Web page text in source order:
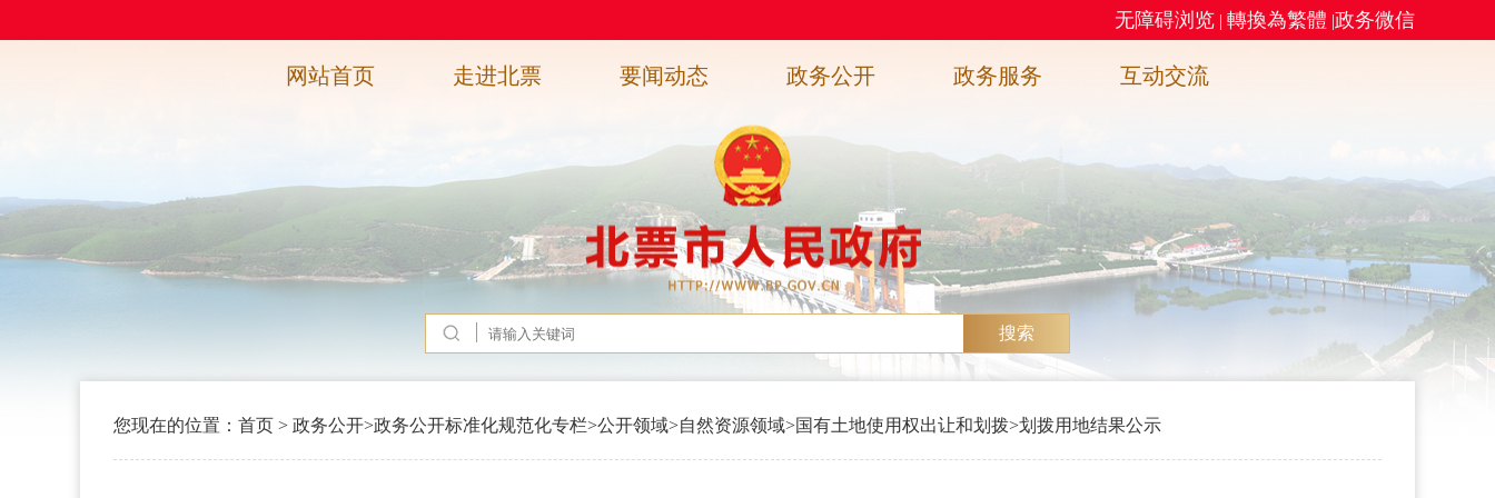
无障碍浏览 | 轉換為繁體 |政务微信
网站首页 走进北票 要闻动态 政务公开 政务服务 互动交流
搜索
您现在的位置： 首页 > 政务公开>政务公开标准化规范化专栏>公开领域>自然资源领域>国有土地使用权出让和划拨>划拨用地结果公示